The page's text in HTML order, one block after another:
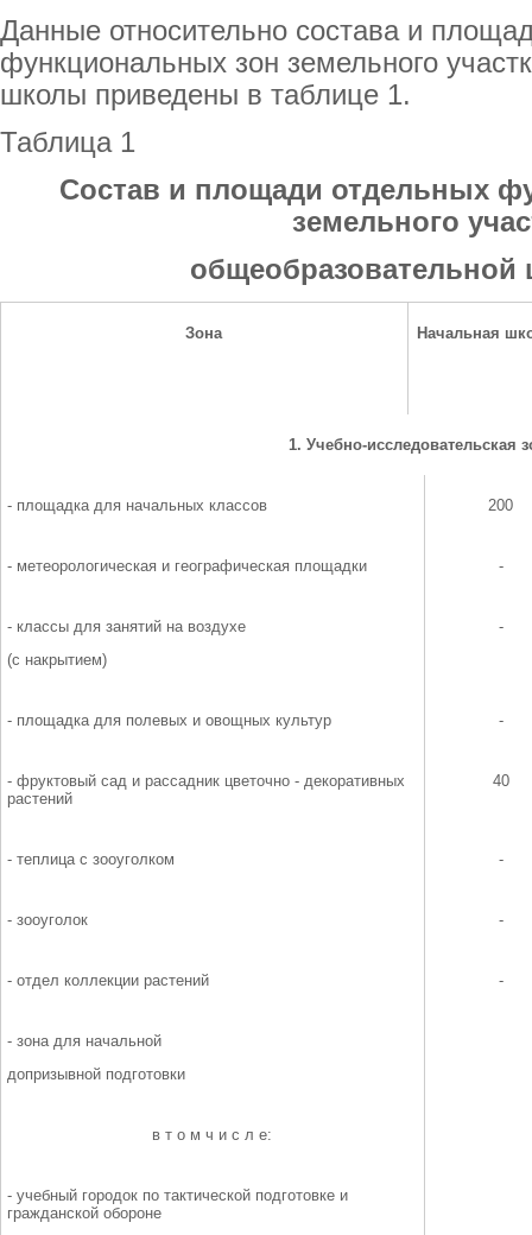
Данные относительно состава и
функциональных зон земельного
школы приведены в таблице 1.
Таблица 1
Состав и площади отдельных
земельного
Зона Начальная
1. Учебно-исследовательская
- площадка для начальных классов 200
- метеорологическая и географическая площадки -
- классы для занятий на воздухе
(с накрытием)
-
- площадка для полевых и овощных культур -
- фруктовый сад и рассадник цветочно - декоративных
растений
40
- теплица с зооуголком -
- зооуголок -
- отдел коллекции растений -
- зона для начальной
допризывной подготовки
в т о м ч и с л е:
- учебный городок по тактической подготовке и
гражданской обороне